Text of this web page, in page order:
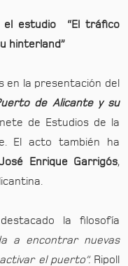
el estudio “El tráfico
hinterland”
en la presentación del
de Alicante y su
de Estudios de la
El acto también ha
Enrique Garrigós,
la filosofía
a encontrar nuevas
el puerto”. Ripoll